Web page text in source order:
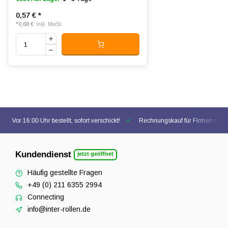
0,57 € *
*0,68 € Inkl. MwSt.
Vor 16:00 Uhr bestellt, sofort verschickt! Rechnungskauf für Firmen
Kundendienst jetzt geöffnet
Häufig gestellte Fragen
+49 (0) 211 6355 2994
Connecting
info@inter-rollen.de